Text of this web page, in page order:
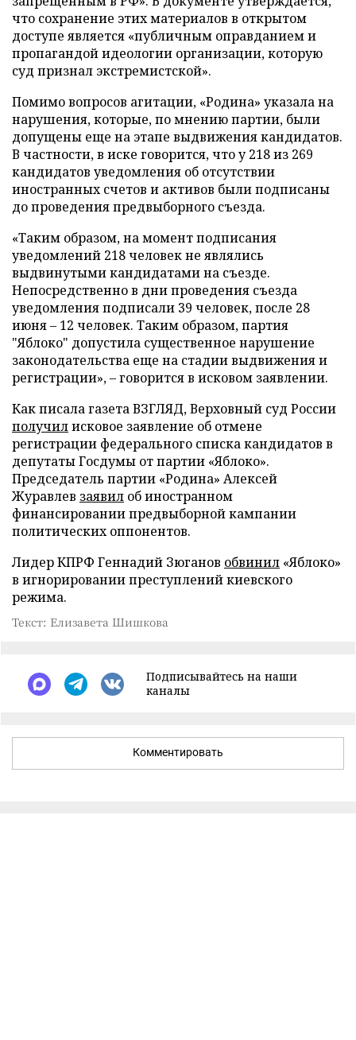
что сохранение этих материалов в открытом
доступе является «публичным оправданием и
пропагандой идеологии организации, которую
суд признал экстремистской».
Помимо вопросов агитации, «Родина» указала на
нарушения, которые, по мнению партии, были
допущены еще на этапе выдвижения кандидатов.
В частности, в иске говорится, что у 218 из 269
кандидатов уведомления об отсутствии
иностранных счетов и активов были подписаны
до проведения предвыборного съезда.
«Таким образом, на момент подписания
уведомлений 218 человек не являлись
выдвинутыми кандидатами на съезде.
Непосредственно в дни проведения съезда
уведомления подписали 39 человек, после 28
июня – 12 человек. Таким образом, партия
"Яблоко" допустила существенное нарушение
законодательства еще на стадии выдвижения и
регистрации», – говорится в исковом заявлении.
Как писала газета ВЗГЛЯД, Верховный суд России
получилисковое заявление об отмене
регистрации федерального списка кандидатов в
депутаты Госдумы от партии «Яблоко».
Председатель партии «Родина» Алексей
Журавлев заявил об иностранном
финансировании предвыборной кампании
политических оппонентов.
Лидер КПРФ Геннадий Зюганов обвинил «Яблоко»
в игнорировании преступлений киевского
режима.
Текст: Елизавета Шишкова
Подписывайтесь на наши
каналы
Комментировать